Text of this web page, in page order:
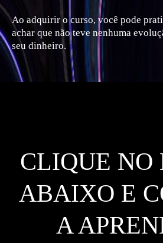
Ao adquirir o curso, você pode
achar que não teve nenhuma
seu dinheiro.
CLIQUE NO
ABAIXO E
A